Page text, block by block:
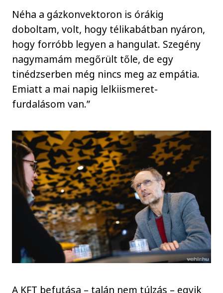
Néha a gázkonvektoron is órákig
doboltam, volt, hogy télikabátban nyáron,
hogy forróbb legyen a hangulat. Szegény
nagymamám megőrült tőle, de egy
tinédzserben még nincs meg az empátia.
Emiatt a mai napig lelkiismeret-
furdalásom van.”
A KFT befutása – talán nem túlzás – egyik